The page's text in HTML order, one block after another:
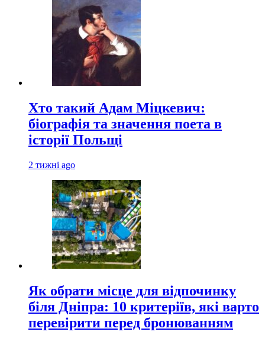
Хто такий Адам Міцкевич:
біографія та значення поета в
історії Польщі
2 тижні ago
Як обрати місце для відпочинку
біля Дніпра: 10 критеріїв, які варто
перевірити перед бронюванням